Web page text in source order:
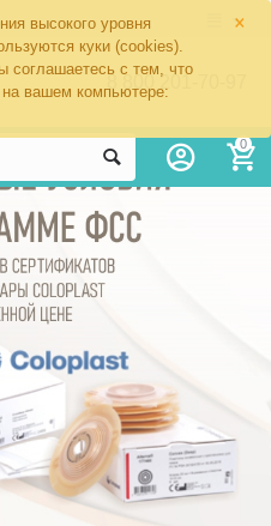
×
высокого уровня
куки (cookies).
соглашаетесь с тем, что
на вашем компьютере:8 800 201-70-97
0